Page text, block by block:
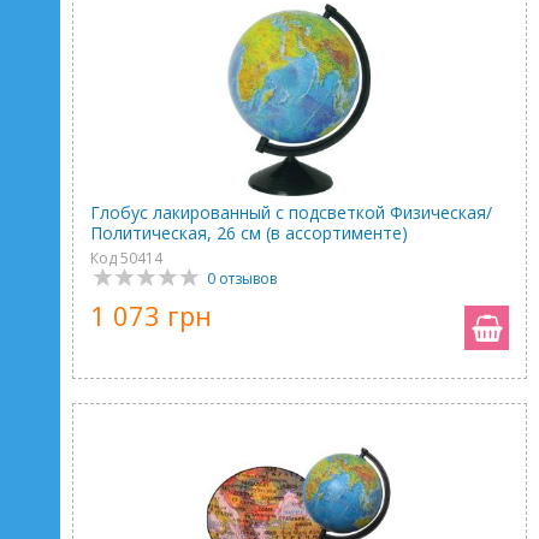
Глобус лакированный с подсветкой Физическая/
Политическая, 26 см (в ассортименте)
Код 50414
0 отзывов
1 073 грн